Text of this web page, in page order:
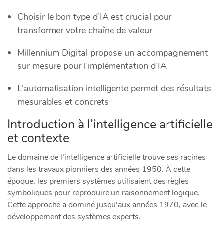
Choisir le bon type d’IA est crucial pour
transformer votre chaîne de valeur
Millennium Digital propose un accompagnement
sur mesure pour l’implémentation d’IA
L’automatisation intelligente permet des résultats
mesurables et concrets
Introduction à l’intelligence artificielle
et contexte
Le domaine de l’intelligence artificielle trouve ses racines
dans les travaux pionniers des années 1950. À cette
époque, les premiers systèmes utilisaient des règles
symboliques pour reproduire un raisonnement logique.
Cette approche a dominé jusqu’aux années 1970, avec le
développement des systèmes experts.